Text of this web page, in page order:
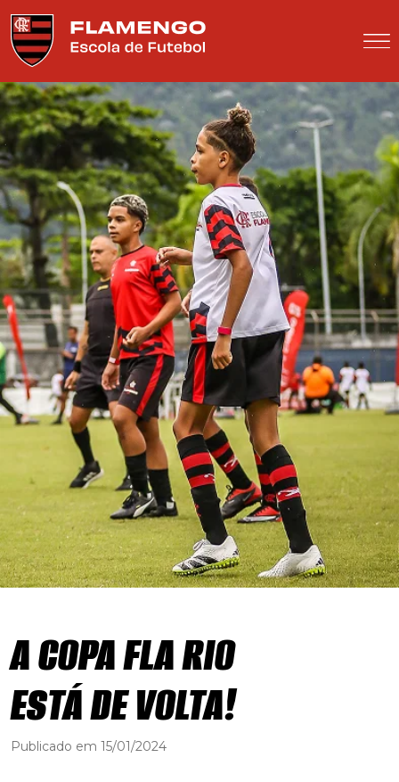
A COPA FLA RIO
ESTÁ DE VOLTA!
Publicado em 15/01/2024